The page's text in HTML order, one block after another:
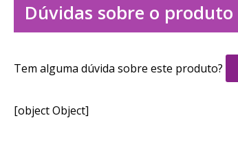
Dúvidas sobre o produto
Tem alguma dúvida sobre este produto?
[object Object]